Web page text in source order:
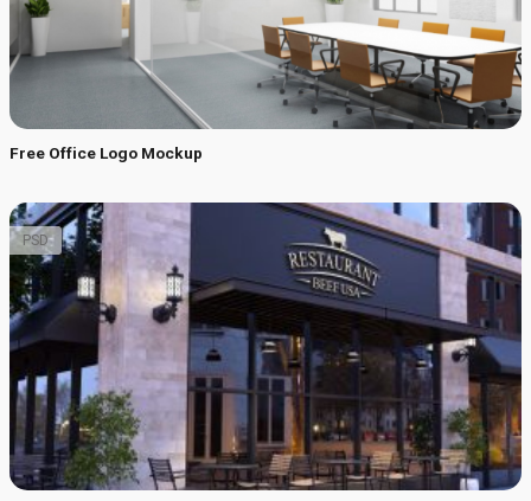
Free Office Logo Mockup
PSD